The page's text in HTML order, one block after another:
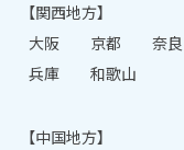
【関西地方】
大阪
京都 奈良
兵庫
和歌山
【中国地方】